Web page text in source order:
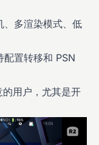
、多渲染模式、低
配置转移和 PSN
用户，尤其是开